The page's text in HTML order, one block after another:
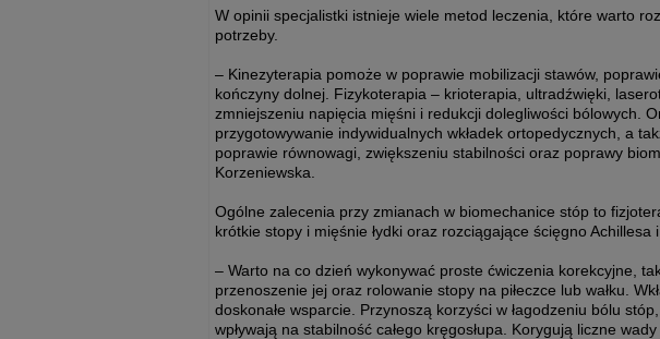
W opinii specjalistki istnieje wiele metod leczenia, które warto
potrzeby.
– Kinezyterapia pomoże w poprawie mobilizacji stawów,
kończyny dolnej. Fizykoterapia – krioterapia, ultradźwięki,
zmniejszeniu napięcia mięśni i redukcji dolegliwości bólowych.
przygotowywanie indywidualnych wkładek ortopedycznych, a
poprawie równowagi, zwiększeniu stabilności oraz poprawy
Korzeniewska.
Ogólne zalecenia przy zmianach w biomechanice stóp to
krótkie stopy i mięśnie łydki oraz rozciągające ścięgno Achillesa
– Warto na co dzień wykonywać proste ćwiczenia korekcyjne,
przenoszenie jej oraz rolowanie stopy na piłeczce lub wałku.
doskonałe wsparcie. Przynoszą korzyści w łagodzeniu bólu
wpływają na stabilność całego kręgosłupa. Korygują liczne